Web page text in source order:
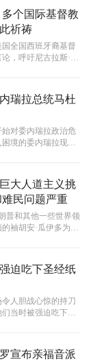
个国际基督教
祈祷
全国西班牙裔基督
，呼吁尼古拉斯·马
瑞拉总统马杜
对委内瑞拉政治危
境的委内瑞拉现任
大人道主义挑
民问题严重
普和其他一些世界领
袖胡安·瓜伊多为委
迫吃下圣经纸
人胆战心惊的持刀
当时被强迫吃下圣
宣布亲福音派